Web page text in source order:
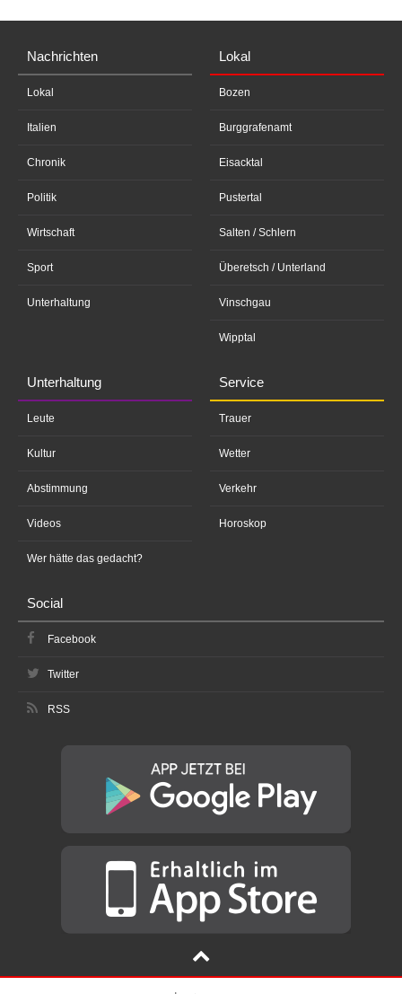
Nachrichten
Lokal
Italien
Chronik
Politik
Wirtschaft
Sport
Unterhaltung
Lokal
Bozen
Burggrafenamt
Eisacktal
Pustertal
Salten / Schlern
Überetsch / Unterland
Vinschgau
Wipptal
Unterhaltung
Leute
Kultur
Abstimmung
Videos
Wer hätte das gedacht?
Service
Trauer
Wetter
Verkehr
Horoskop
Social
Facebook
Twitter
RSS